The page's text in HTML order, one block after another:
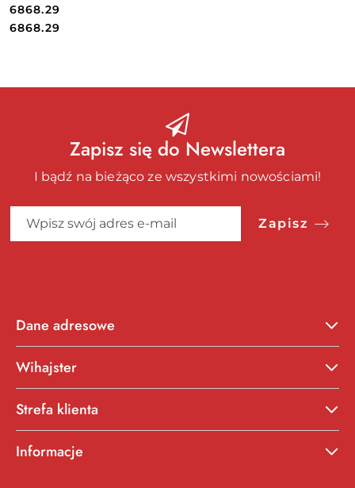
Cena:
6868.29
Cena:
6868.29
Zapisz się do Newslettera
I bądź na bieżąco ze wszystkimi nowościami!
Zapisz
Dane adresowe
Wihajster
Strefa klienta
Informacje